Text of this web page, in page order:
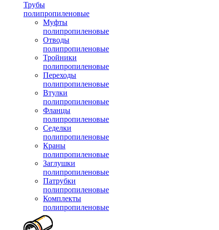
Трубы
полипропиленовые
Муфты
полипропиленовые
Отводы
полипропиленовые
Тройники
полипропиленовые
Переходы
полипропиленовые
Втулки
полипропиленовые
Фланцы
полипропиленовые
Седелки
полипропиленовые
Краны
полипропиленовые
Заглушки
полипропиленовые
Патрубки
полипропиленовые
Комплекты
полипропиленовые